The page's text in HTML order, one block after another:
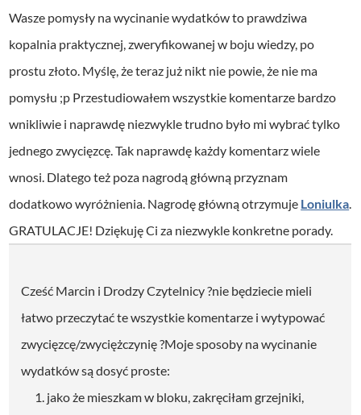
Wasze pomysły na wycinanie wydatków to prawdziwa
kopalnia praktycznej, zweryfikowanej w boju wiedzy, po
prostu złoto. Myślę, że teraz już nikt nie powie, że nie ma
pomysłu ;p Przestudiowałem wszystkie komentarze bardzo
wnikliwie i naprawdę niezwykle trudno było mi wybrać tylko
jednego zwycięzcę. Tak naprawdę każdy komentarz wiele
wnosi. Dlatego też poza nagrodą główną przyznam
dodatkowo wyróżnienia. Nagrodę główną otrzymuje Loniulka.
GRATULACJE! Dziękuję Ci za niezwykle konkretne porady.
Cześć Marcin i Drodzy Czytelnicy ?nie będziecie mieli
łatwo przeczytać te wszystkie komentarze i wytypować
zwycięzcę/zwyciężczynię ?Moje sposoby na wycinanie
wydatków są dosyć proste:
jako że mieszkam w bloku, zakręciłam grzejniki,